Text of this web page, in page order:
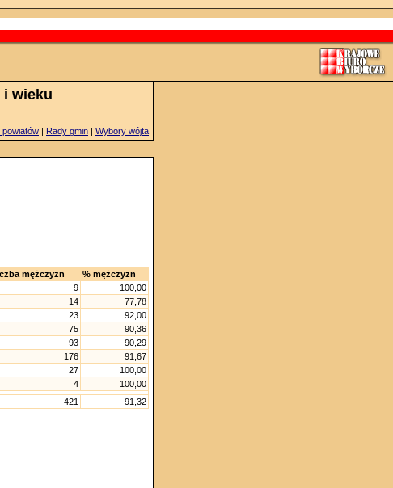
i wieku
powiatów | Rady gmin | Wybory wójta
mężczyzn
% mężczyzn
9
100,00
14
77,78
23
92,00
75
90,36
93
90,29
176
91,67
27
100,00
4
100,00
421 91,32